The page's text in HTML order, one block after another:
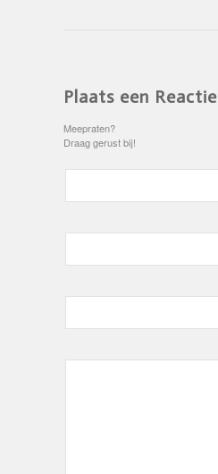
Plaats een Reactie
Meepraten?
Draag gerust bij!